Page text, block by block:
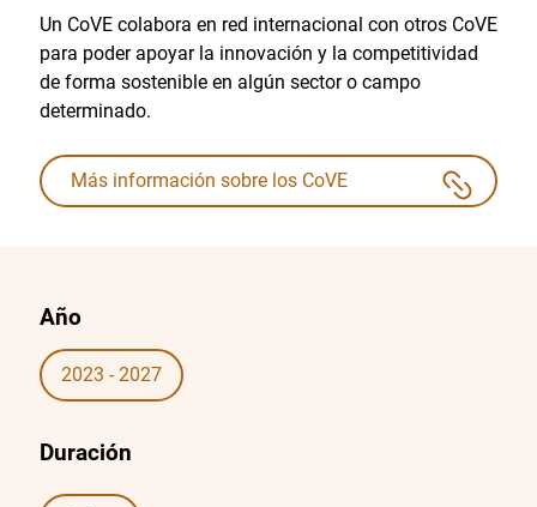
Un CoVE colabora en red internacional con otros CoVE
para poder apoyar la innovación y la competitividad
de forma sostenible en algún sector o campo
determinado.
Más información sobre los CoVE
Año
2023 - 2027
Duración